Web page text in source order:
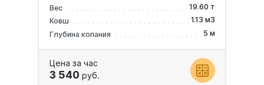
Вес
19.60 т
Ковш
1.13 м3
Глубина копания
5 м
Цена за час
3 540 руб.